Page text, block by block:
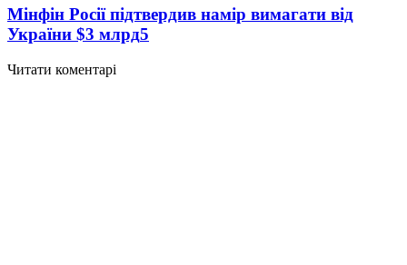
Мінфін Росії підтвердив намір вимагати від
України $3 млрд5
Читати коментарі